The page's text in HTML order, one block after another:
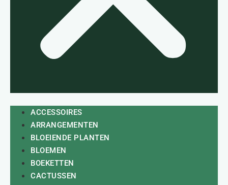
ACCESSOIRES
ARRANGEMENTEN
BLOEIENDE PLANTEN
BLOEMEN
BOEKETTEN
CACTUSSEN